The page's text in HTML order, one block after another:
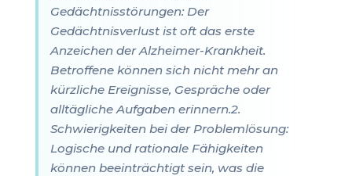
Gedächtnisstörungen: Der
Gedächtnisverlust ist oft das erste
Anzeichen der Alzheimer-Krankheit.
Betroffene können sich nicht mehr an
kürzliche Ereignisse, Gespräche oder
alltägliche Aufgaben erinnern.2.
Schwierigkeiten bei der Problemlösung:
Logische und rationale Fähigkeiten
können beeinträchtigt sein, was die